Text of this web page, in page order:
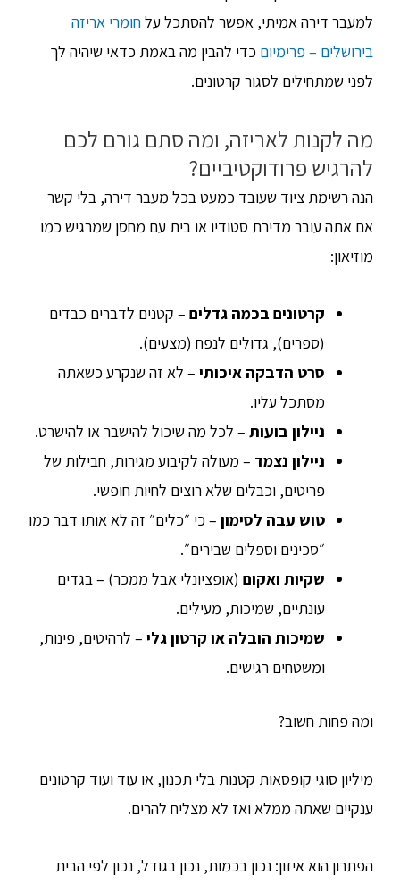
למעבר דירה אמיתי, אפשר להסתכל עלחומרי אריזה
בירושלים – פרימיום כדי להבין מה באמת כדאי שיהיה לך
לפני שמתחילים לסגור קרטונים.
מה לקנות לאריזה, ומה סתם גורם לכם
להרגיש פרודוקטיביים?
הנה רשימת ציוד שעובד כמעט בכל מעבר דירה, בלי קשר
אם אתה עובר מדירת סטודיו או בית עם מחסן שמרגיש כמו
מוזיאון:
קרטונים בכמה גדלים – קטנים לדברים כבדים
(ספרים), גדולים לנפח (מצעים).
סרט הדבקה איכותי – לא זה שנקרע כשאתה
מסתכל עליו.
ניילון בועות – לכל מה שיכול להישבר או להישרט.
ניילון נצמד – מעולה לקיבוע מגירות, חבילות של
פריטים, וכבלים שלא רוצים לחיות חופשי.
טוש עבה לסימון – כי ״כלים״ זה לא אותו דבר כמו
״סכינים וספלים שבירים״.
שקיות ואקום (אופציונלי אבל ממכר) – בגדים
עונתיים, שמיכות, מעילים.
שמיכות הובלה או קרטון גלי – לרהיטים, פינות,
ומשטחים רגישים.
ומה פחות חשוב?
מיליון סוגי קופסאות קטנות בלי תכנון, או עוד ועוד קרטונים
ענקיים שאתה ממלא ואז לא מצליח להרים.
הפתרון הוא איזון: נכון בכמות, נכון בגודל, נכון לפי הבית